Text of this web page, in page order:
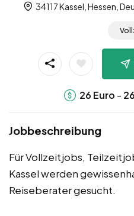
34117 Kassel, Hessen,
26 Euro - 26
Jobbeschreibung
Für Vollzeitjobs,
Kassel werden
Reiseberater gesucht.